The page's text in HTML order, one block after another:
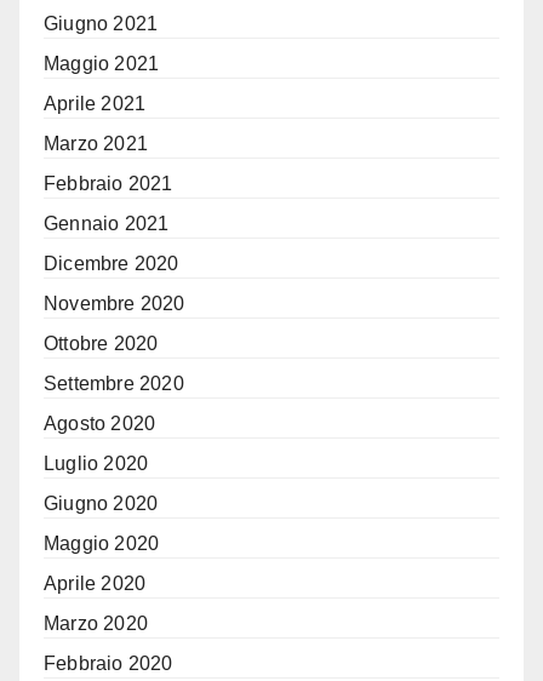
Giugno 2021
Maggio 2021
Aprile 2021
Marzo 2021
Febbraio 2021
Gennaio 2021
Dicembre 2020
Novembre 2020
Ottobre 2020
Settembre 2020
Agosto 2020
Luglio 2020
Giugno 2020
Maggio 2020
Aprile 2020
Marzo 2020
Febbraio 2020